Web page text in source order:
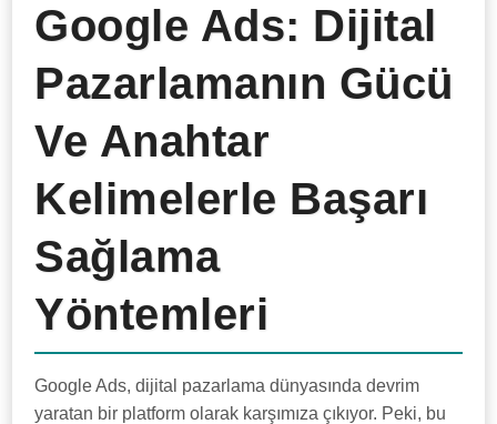
Google Ads: Dijital
Pazarlamanın Gücü
Ve Anahtar
Kelimelerle Başarı
Sağlama
Yöntemleri
Google Ads, dijital pazarlama dünyasında devrim
yaratan bir platform olarak karşımıza çıkıyor. Peki, bu